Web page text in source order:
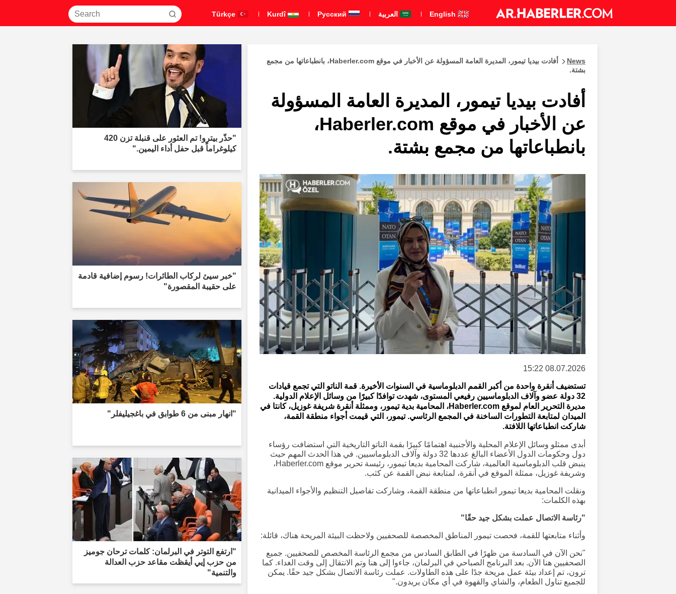
العربية Kurdî
News
أفادت بيديا تيمور، المديرة العامة المسؤولة عن الأخبار في موقع Haberler.com، بانطباعاتها من مجمع
بشتة.
أفادت بيديا تيمور، المديرة العامة المسؤولة
عن الأخبار في موقع Haberler.com،
بانطباعاتها من مجمع بشتة.
08.07.2026 15:22
تستضيف أنقرة واحدة من أكبر القمم الدبلوماسية في السنوات الأخيرة. قمة الناتو التي تجمع قيادات
32 دولة عضو وآلاف الدبلوماسيين رفيعي المستوى، شهدت توافدًا كبيرًا من وسائل الإعلام الدولية.
مديرة التحرير العام لموقع Haberler.com، المحامية بدية تيمور، وممثلة أنقرة شريفة غوزيل، كانتا في
الميدان لمتابعة التطورات الساخنة في المجمع الرئاسي. تيمور، التي قيمت أجواء منطقة القمة،
شاركت انطباعاتها اللافتة.
أبدى ممثلو وسائل الإعلام المحلية والأجنبية اهتمامًا كبيرًا بقمة الناتو التاريخية التي استضافت رؤساء
دول وحكومات الدول الأعضاء البالغ عددها 32 دولة وآلاف الدبلوماسيين. في هذا الحدث المهم حيث
ينبض قلب الدبلوماسية العالمية، شاركت المحامية بديعا تيمور، رئيسة تحرير موقع Haberler.com،
وشريفة غوزيل، ممثلة الموقع في أنقرة، لمتابعة نبض القمة عن كثب.
ونقلت المحامية بديعا تيمور انطباعاتها من منطقة القمة، وشاركت تفاصيل التنظيم والأجواء الميدانية
بهذه الكلمات:
"رئاسة الاتصال عملت بشكل جيد حقًا"
وأثناء متابعتها للقمة، فحصت تيمور المناطق المخصصة للصحفيين ولاحظت البيئة المريحة هناك، قائلة:
"نحن الآن في السادسة من ظهرًا في الطابق السادس من مجمع الرئاسة المخصص للصحفيين. جميع
الصحفيين هنا الآن. بعد البرنامج الصباحي في البرلمان، جاءوا إلى هنا وتم الانتقال إلى وقت الغداء. كما
ترون، تم إعداد بيئة عمل مريحة جدًا على هذه الطاولات. عملت رئاسة الاتصال بشكل جيد حقًا. يمكن
للجميع تناول الطعام، والشاي والقهوة في أي مكان يريدون."
"حذّر بيترو! تم العثور على قنبلة تزن 420
كيلوغراماً قبل حفل أداء اليمين."
"خبر سيئ لركاب الطائرات! رسوم إضافية قادمة
على حقيبة المقصورة"
"انهار مبنى من 6 طوابق في باغجيليفلر"
"ارتفع التوتر في البرلمان: كلمات ترحان جوميز
من حزب إيي أيقظت مقاعد حزب العدالة
والتنمية"